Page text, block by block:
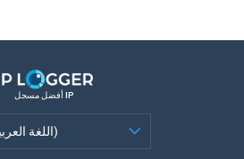
أفضل مسجل IP
(اللغة العربية)